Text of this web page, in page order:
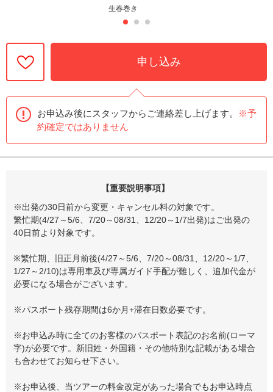
生春巻き
申し込み
お申込み後にスタッフからご連絡差し上げます。
※予
約確定ではありません
【重要説明事項】
※出発の30日前から変更・キャンセル料の対象です。
繁忙期(4/27～5/6、7/20～08/31、12/20～1/7出発)はご出発の
40日前より対象です。
※繁忙期、旧正月前後(4/27～5/6、7/20～08/31、12/20～1/7、
1/27～2/10)は専用車及び専属ガイド手配が難しく、追加代金が
必要になる場合がございます。
※パスポート残存期間は6か月+滞在日数必要です。
※お申込み時に全てのお客様のパスポート表記のお名前(ローマ
字)が必要です。新旧姓・外国籍・その他特別な記載がある場合
も合わせてお知らせ下さい。
※お申込後、当ツアーの料金改定があった場合でもお申込時点